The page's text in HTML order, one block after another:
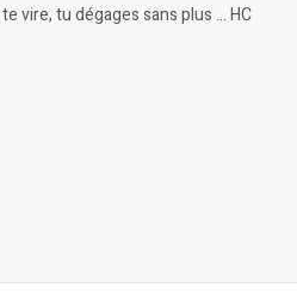
vire, tu dégages sans plus … HC